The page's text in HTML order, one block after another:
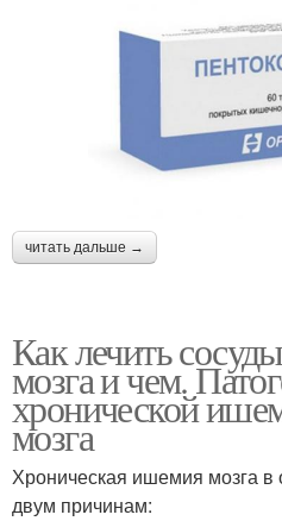
читать дальше →
Как лечить
мозга и чем.
хронической
мозга
Хроническая ишемия мозга в
двум причинам: